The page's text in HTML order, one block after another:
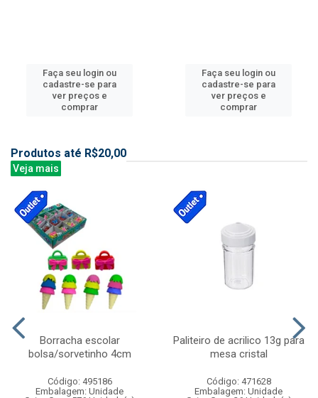
Faça seu login ou
cadastre-se para
ver preços e
comprar
Faça seu login ou
cadastre-se para
ver preços e
comprar
Produtos até R$20,00
Veja mais
Borracha escolar
bolsa/sorvetinho 4cm
Código: 495186
Embalagem: Unidade
Paliteiro de acrilico 13g para
mesa cristal
Código: 471628
Embalagem: Unidade